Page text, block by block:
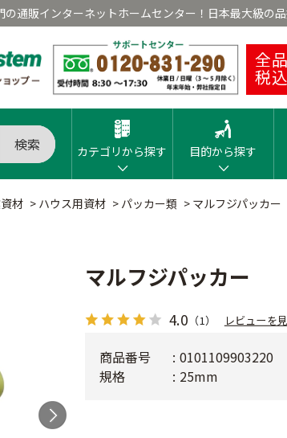
通販インターネットホームセンター！日本最大級の
全品
税込
検索 カテゴリから探す 目的から探す
材 > ハウス用資材 > パッカー類 > マルフジパッカー
マルフジパッカー
4.0 （1） レビューを
商品番号
0101109903220
規格
25mm